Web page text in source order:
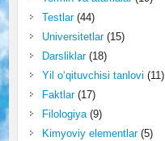
Testlar(44)
Universitetlar(15)
Darsliklar(18)
Yil o‘qituvchisi tanlovi (11)
Faktlar(17)
Filologiya(9)
Kimyoviy elementlar(5)